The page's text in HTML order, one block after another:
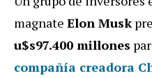
magnate Elon Musk
u$s97.400 millones
compañía creadora